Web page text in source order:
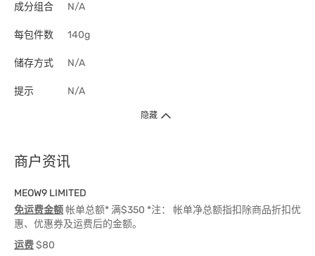
成分组合 N/A
每包件数 140g
储存方式 N/A
提示 N/A
隐藏
商户资讯
MEOW9 LIMITED
免运费金额帐单总额* 满$350 *注： 帐单净总额指扣除商品折扣优
惠、优惠券及运费后的金额。
运费$80